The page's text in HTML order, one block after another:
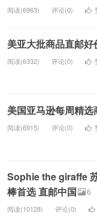
阅读(6963) 评论(0)
美亚大批商品直邮好
阅读(6332) 评论(0)
美国亚马逊每周精选
阅读(6915) 评论(0)
Sophie the giraffe
棒首选 直邮中国
6
阅读(10128) 评论(0)